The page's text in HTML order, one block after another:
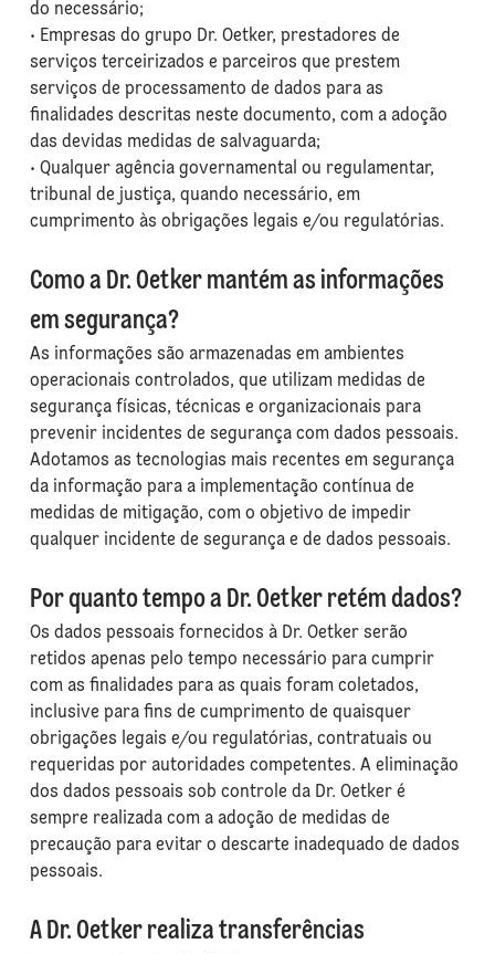
do necessário;
• Empresas do grupo Dr. Oetker, prestadores de
serviços terceirizados e parceiros que prestem
serviços de processamento de dados para as
finalidades descritas neste documento, com a adoção
das devidas medidas de salvaguarda;
• Qualquer agência governamental ou regulamentar,
tribunal de justiça, quando necessário, em
cumprimento às obrigações legais e/ou regulatórias.
Como a Dr. Oetker mantém as informações
em segurança?
As informações são armazenadas em ambientes
operacionais controlados, que utilizam medidas de
segurança físicas, técnicas e organizacionais para
prevenir incidentes de segurança com dados pessoais.
Adotamos as tecnologias mais recentes em segurança
da informação para a implementação contínua de
medidas de mitigação, com o objetivo de impedir
qualquer incidente de segurança e de dados pessoais.
Por quanto tempo a Dr. Oetker retém dados?
Os dados pessoais fornecidos à Dr. Oetker serão
retidos apenas pelo tempo necessário para cumprir
com as finalidades para as quais foram coletados,
inclusive para fins de cumprimento de quaisquer
obrigações legais e/ou regulatórias, contratuais ou
requeridas por autoridades competentes. A eliminação
dos dados pessoais sob controle da Dr. Oetker é
sempre realizada com a adoção de medidas de
precaução para evitar o descarte inadequado de dados
pessoais.
A Dr. Oetker realiza transferências